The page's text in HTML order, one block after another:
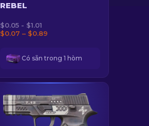
REBEL
$0.05 - $1.01
$0.07 – $0.89
Có sẵn trong 1 hòm